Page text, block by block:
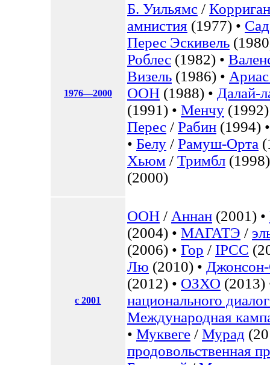
1976—2000
Б. Уильямс /
амнистия (1977) •
Перес Эскивель
Роблес (1982) •
Визель (1986) •
ООН (1988) • Далай-
(1991) • Менчу
Перес / Рабин (1994)
• Белу / Рамуш-Орта
Хьюм / Тримбл
(2000)
с 2001
ООН / Аннан (2001) •
(2004) • МАГАТЭ /
(2006) • Гор / IPCC
Лю (2010) •
(2012) • ОЗХО (2013)
национального
Международная
• Муквеге / Мурад
продовольственная